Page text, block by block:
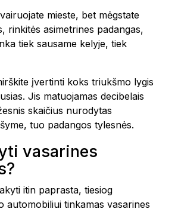
mieste, bet mėgstate
rinkitės asimetrines padangas,
tiek sausame kelyje, tiek
įvertinti koks triukšmo lygis
Jis matuojamas decibelais
skaičius nurodytas
tuo padangos tylesnės.
vasarines
itin paprasta, tiesiog
automobiliui tinkamas vasarines